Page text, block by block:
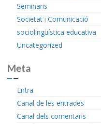
Seminaris
Societat i Comunicació
sociolingüística educativa
Uncategorized
Meta
Entra
Canal de les entrades
Canal dels comentaris